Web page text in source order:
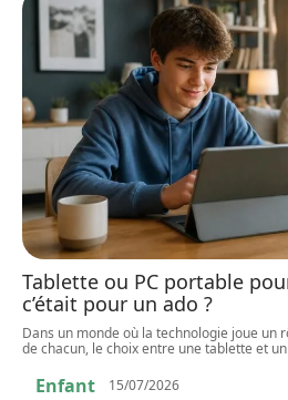
Tablette ou PC portable
c’était pour un ado ?
Dans un monde où la technologie joue un
de chacun, le choix entre une tablette et
Enfant 15/07/2026